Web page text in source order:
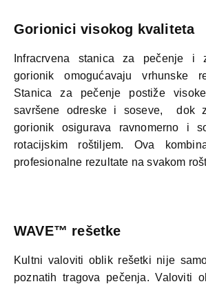
Gorionici visokog kvaliteta
Infracrvena stanica za pečenje i
gorionik omogućavaju vrhunske
Stanica za pečenje postiže
savršene odreske i soseve, dok
gorionik osigurava ravnomerno i
rotacijskim roštiljem. Ova
profesionalne rezultate na svakom
WAVE™ rešetke
Kultni valoviti oblik rešetki nije
poznatih tragova pečenja. Valoviti